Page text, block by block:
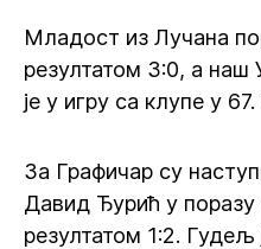
Младост из Лучана
резултатом 3:0, а
је у игру са клупе у
За Графичар су
Давид Ђурић у
резултатом 1:2. Гудељ